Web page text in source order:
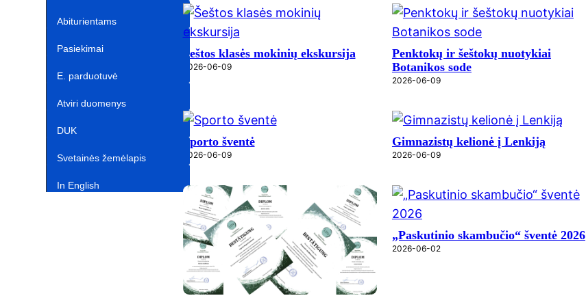
Abiturientams‎‎
Pasiekimai
E. parduotuvė ‎ ‎ ‎ ‎ ‎ ‎ ‎ ‎ ‎ ‎ ‎ ‎ ‎
Atviri duomenys
DUK
Svetainės žemėlapis
In English‎
Šeštos klasės mokinių ekskursija
2026-06-09
Penktokų ir šeštokų nuotykiai
Botanikos sode
2026-06-09
Sporto šventė
2026-06-09
Gimnazistų kelionė į Lenkiją
2026-06-09
„Paskutinio skambučio“ šventė 2026
2026-06-02